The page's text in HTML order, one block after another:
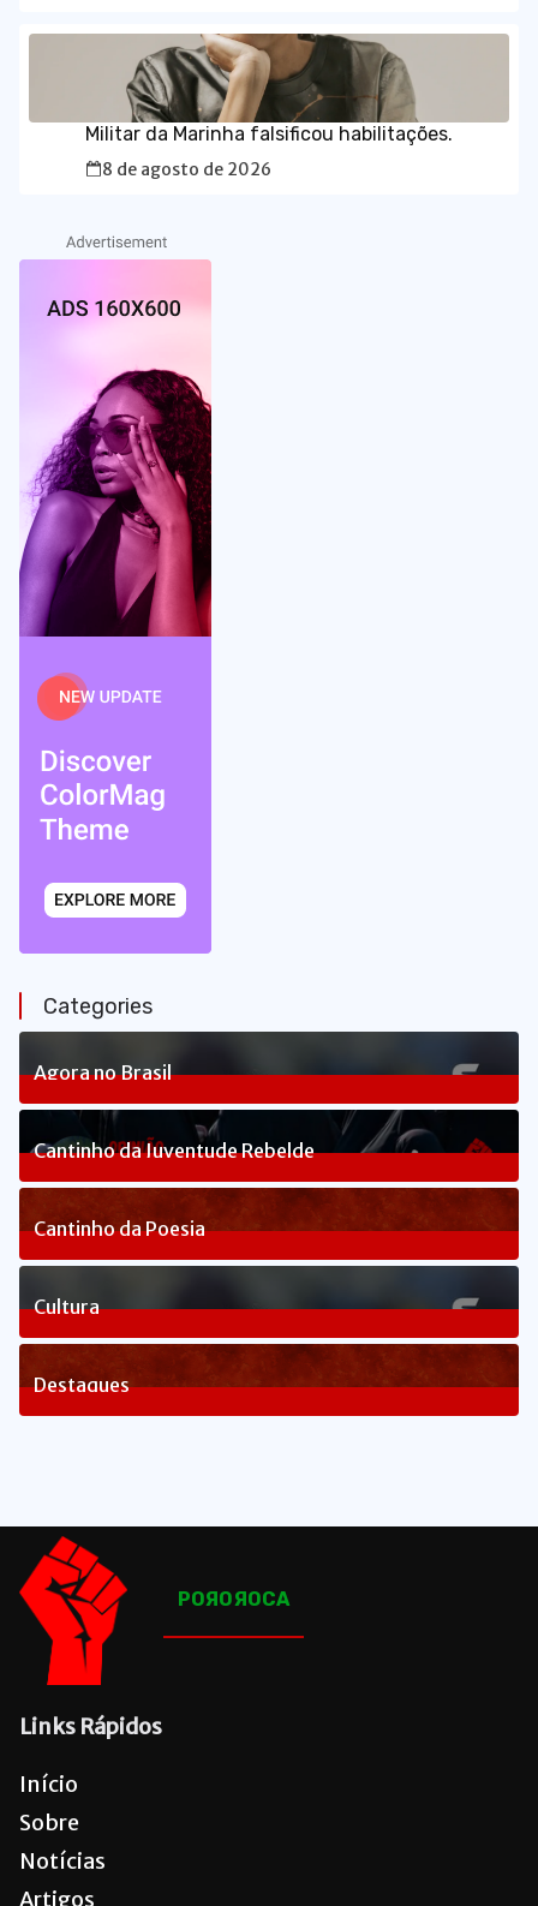
Militar da Marinha falsificou habilitações.
8 de agosto de 2026
Categories
Agora no Brasil
240Posts
Cantinho da Juventude Rebelde
3Posts
Cantinho da Poesia
1Posts
Cultura
83Posts
Destaques
POЯOЯOCA
Links Rápidos
Início
Sobre
Notícias
Artigos